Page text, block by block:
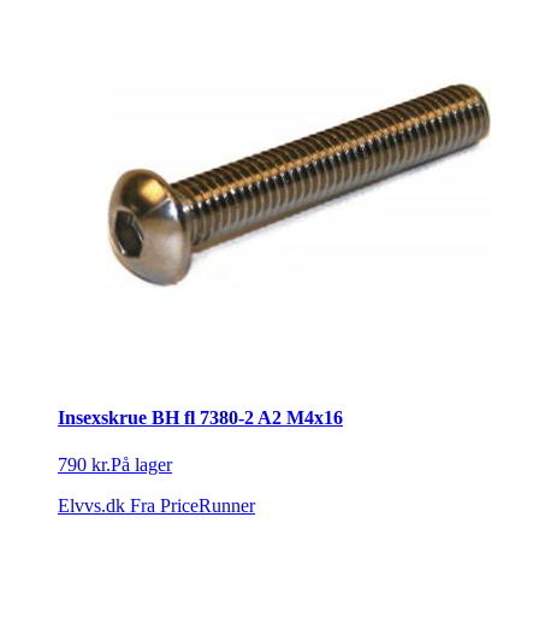
Insexskrue BH fl 7380-2 A2 M4x16
790 kr.På lager
Elvvs.dk Fra PriceRunner